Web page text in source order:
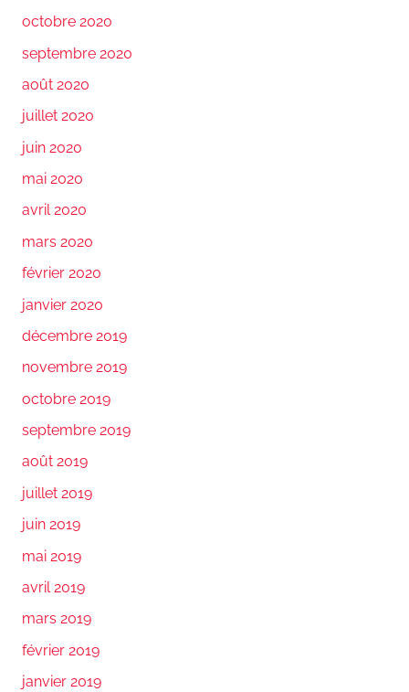
octobre 2020
septembre 2020
août 2020
juillet 2020
juin 2020
mai 2020
avril 2020
mars 2020
février 2020
janvier 2020
décembre 2019
novembre 2019
octobre 2019
septembre 2019
août 2019
juillet 2019
juin 2019
mai 2019
avril 2019
mars 2019
février 2019
janvier 2019